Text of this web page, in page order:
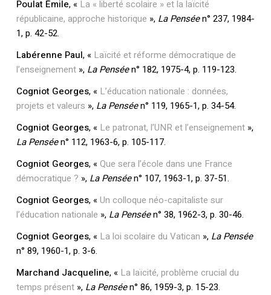
Votre panier est vide.
librairie
Poulat Émile, « La « liberté scolaire » et la laïcité
républicaine, approche historique », La Penséen° 237, 1984-
1, p. 42-52.
Labérenne Paul, « Laïcité et réforme démocratique de
l’enseignement », La Penséen° 182, 1975-4, p. 119-123.
Cogniot Georges, « L’éducation nationale : données,
projets et valeurs », La Penséen° 119, 1965-1, p. 34-54.
Cogniot Georges, « Le patronat, l’UNR et l’enseignement »,
La Penséen° 112, 1963-6, p. 105-117.
Cogniot Georges, «Que sera l’école dans une France
démocratique ? », La Penséen° 107, 1963-1, p. 37-51.
Cogniot Georges, «Un colloque néo-capitaliste sur
l’éducation nationale », La Penséen° 38, 1962-3, p. 30-46.
Cogniot Georges, « La loi scolaire du Vatican », La Pensée
n° 89, 1960-1, p. 3-6.
Marchand Jacqueline, « La laïcité, problème crucial du
temps présent», La Penséen° 86, 1959-3, p. 15-23.